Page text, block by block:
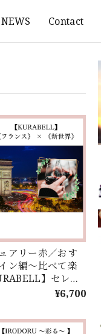
NEWS Contact
アリー赤／おす
ン編～比べて楽
】セレク
フランス》 ×¥6,700